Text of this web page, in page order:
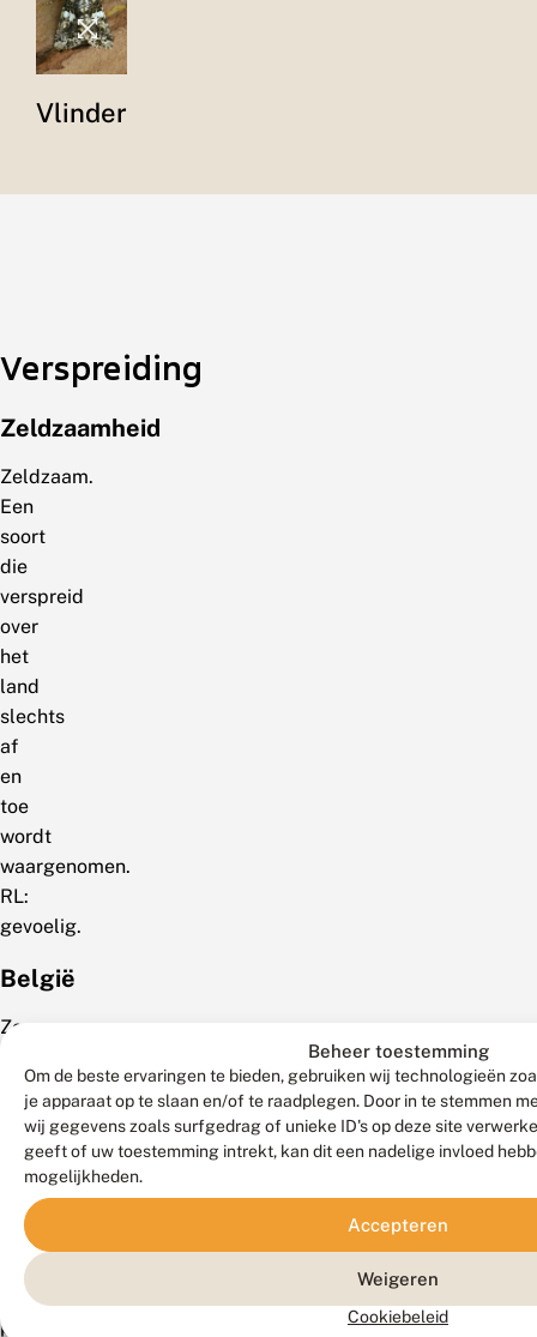
Beheer toestemming
Om de beste ervaringen te bieden, gebruiken wij technologieën
je apparaat op te slaan en/of te raadplegen. Door in te stemmen
wij gegevens zoals surfgedrag of unieke ID's op deze site
geeft of uw toestemming intrekt, kan dit een nadelige invloed
mogelijkheden.
Accepteren
Weigeren
Cookiebeleid
Vlinder
Verspreiding
Zeldzaamheid
Zeldzaam.
Een
soort
die
verspreid
over
het
land
slechts
af
en
toe
wordt
waargenomen.
RL:
gevoelig.
België
Zeer
het
hele
land.
Vroeger
bekend
alle
provincies,